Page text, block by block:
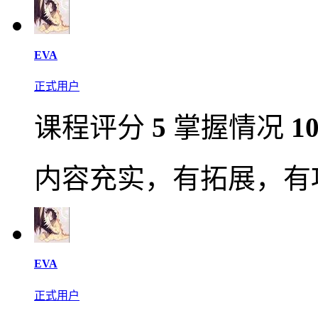
EVA
正式用户
课程评分 5 掌握情况
内容充实，有拓展，
EVA
正式用户